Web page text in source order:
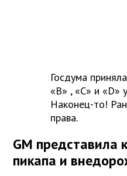
Госдума
«B» , «С» и «D»
Наконец-то!
права.
GM представила
пикапа и